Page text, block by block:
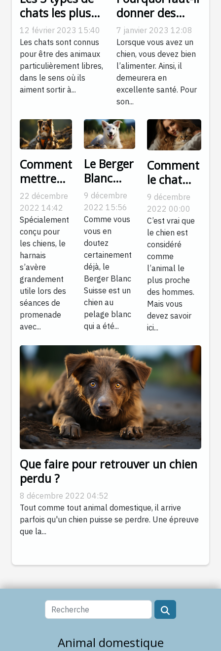
chats les plus
adaptés à la vie
en
appartement
12 février 2023 15:40
Les chats sont connus
pour être des animaux
particulièrement libres,
dans le sens où ils
aiment sortir à...
donner des
croquettes aux
chiens ?
7 janvier 2023 12:08
Lorsque vous avez un
chien, vous devez bien
l’alimenter. Ainsi, il
demeurera en
excellente santé. Pour
son...
Comment
mettre
un
harnais à
son chien
?
22 décembre
2022 14:42
Spécialement
conçu pour
les chiens, le
harnais
s’avère
grandement
utile lors des
séances de
promenade
avec...
Le Berger
Blanc
Suisse :
une race
de chien
unique
9 décembre
2022 15:56
Comme vous
vous en
doutez
certainement
déjà, le
Berger Blanc
Suisse est un
chien au
pelage blanc
qui a été...
Comment
le chat
reconnaît-
il son
maître ?
9 décembre
2022 00:00
C’est vrai que
le chien est
considéré
comme
l’animal le
plus proche
des hommes.
Mais vous
devez savoir
ici...
Que faire pour retrouver un chien
perdu ?
8 décembre 2022 04:52
Tout comme tout animal domestique, il arrive
parfois qu'un chien puisse se perdre. Une épreuve
que la...
Animal domestique